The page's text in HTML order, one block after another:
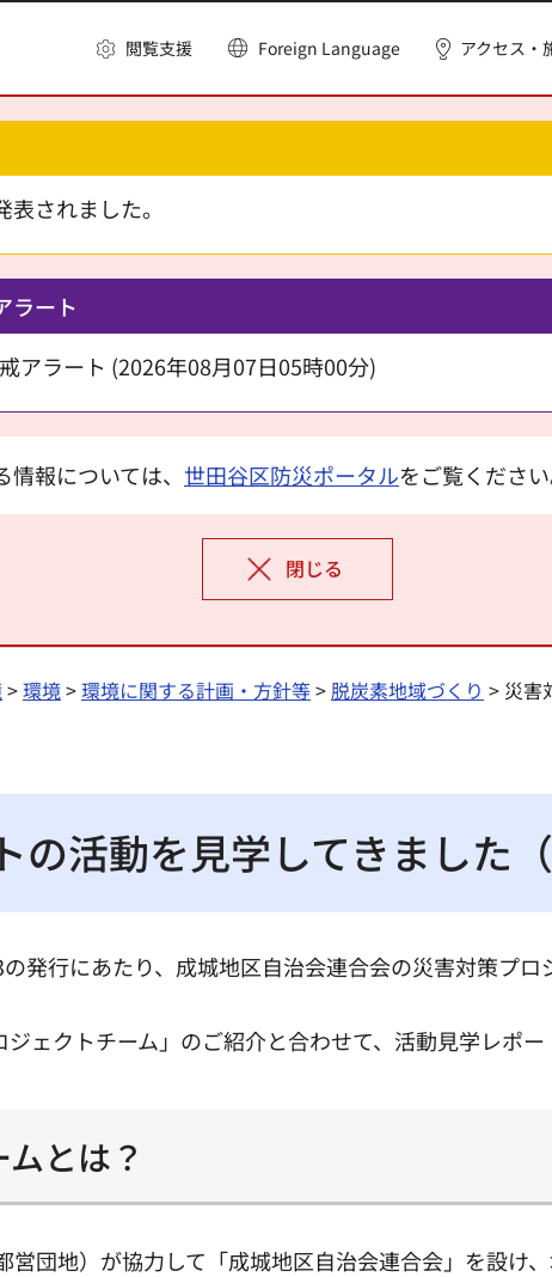
閲覧支援 Foreign Language アクセス・
されました。
ラート
アラート (2026年08月07日05時00分)
報については、 世田谷区防災ポータルをご覧ください
閉じる
>環境>環境に関する計画・方針等> 脱炭素地域づくり > 災害
活動を見学してきました（
の発行にあたり、成城地区自治会連合会の災害対策プ
ェクトチーム」のご紹介と合わせて、活動見学レポー
とは？
団地）が協力して「成城地区自治会連合会」を設け、